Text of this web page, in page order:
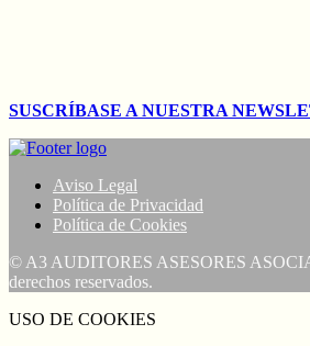
SUSCRÍBASE A NUESTRA
Aviso Legal
Política de Privacidad
Política de Cookies
© A3 AUDITORES ASESORES
derechos reservados.
USO DE COOKIES